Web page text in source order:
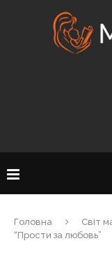
Головна Світ
“Прости за любовь”